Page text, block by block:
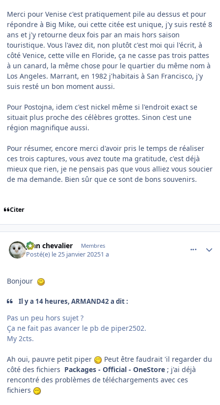
Merci pour Venise c'est pratiquement pile au dessus et pour
répondre à Big Mike, oui cette citée est unique, j'y suis resté 8
ans et j'y retourne deux fois par an mais hors saison
touristique. Vous l'avez dit, non plutôt c'est moi qui l'écrit, à
côté Venice, cette ville en Floride, ça ne casse pas trois pattes
à un canard, la même chose pour le quartier du même nom à
Los Angeles. Marrant, en 1982 j'habitais à San Francisco, j'y
suis resté un bon moment aussi.
Pour Postojna, idem c'est nickel même si l'endroit exact se
situait plus proche des célèbres grottes. Sinon c'est une
région magnifique aussi.
Pour résumer, encore merci d'avoir pris le temps de réaliser
ces trois captures, vous avez toute ma gratitude, c'est déjà
mieux que rien, je ne pensais pas que vous alliez vous soucier
de ma demande. Bien sûr que ce sont de bons souvenirs.
Citer
jean chevalier Membres
Posté(e) le 25 janvier 20251 a
Bonjour
Il y a 14 heures, ARMAND42 a dit :
Pas un peu hors sujet ?
Ça ne fait pas avancer le pb de piper2502.
My 2cts.
Ah oui, pauvre petit piper
Peut être faudrait 'il regarder du
côté des fichiers Packages - Official - OneStore ; j'ai déjà
rencontré des problèmes de téléchargements avec ces
fichiers